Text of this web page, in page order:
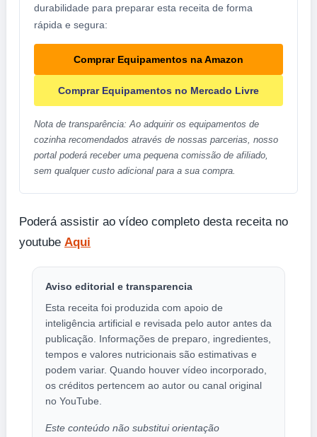
durabilidade para preparar esta receita de forma
rápida e segura:
Comprar Equipamentos na Amazon
Comprar Equipamentos no Mercado Livre
Nota de transparência: Ao adquirir os equipamentos de
cozinha recomendados através de nossas parcerias, nosso
portal poderá receber uma pequena comissão de afiliado,
sem qualquer custo adicional para a sua compra.
Poderá assistir ao vídeo completo desta receita no
youtube Aqui
Aviso editorial e transparencia
Esta receita foi produzida com apoio de
inteligência artificial e revisada pelo autor antes da
publicação. Informações de preparo, ingredientes,
tempos e valores nutricionais são estimativas e
podem variar. Quando houver vídeo incorporado,
os créditos pertencem ao autor ou canal original
no YouTube.
Este conteúdo não substitui orientação